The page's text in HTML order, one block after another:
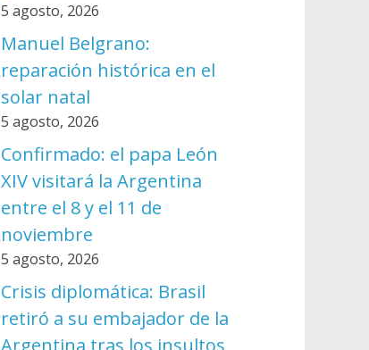
5 agosto, 2026
Manuel Belgrano:
reparación histórica en el
solar natal
5 agosto, 2026
Confirmado: el papa León
XIV visitará la Argentina
entre el 8 y el 11 de
noviembre
5 agosto, 2026
Crisis diplomática: Brasil
retiró a su embajador de la
Argentina tras los insultos